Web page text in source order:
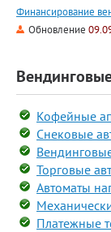
Финансирование
Обновление
Кофейные
Снековые
Торговые
Автоматы
Платежные